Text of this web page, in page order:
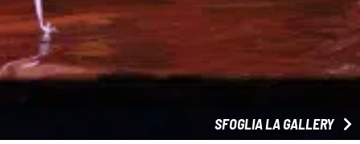
SFOGLIA LA GALLERY